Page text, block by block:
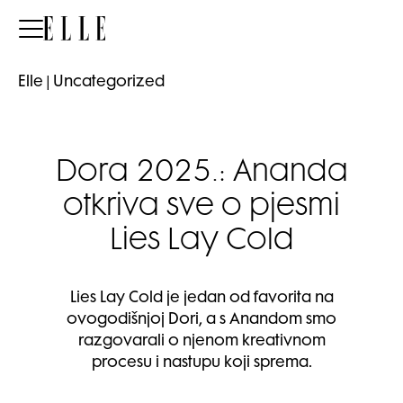
Elle
Elle Uncategorized
Dora 2025.: Ananda
otkriva sve o pjesmi
Lies Lay Cold
Lies Lay Cold je jedan od favorita na
ovogodišnjoj Dori, a s Anandom smo
razgovarali o njenom kreativnom
procesu i nastupu koji sprema.